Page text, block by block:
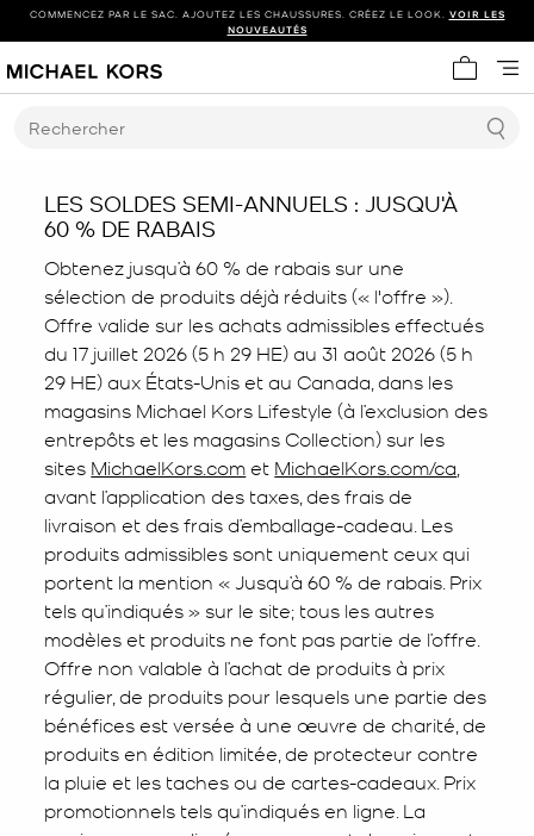
COMMENCEZ PAR LE SAC. AJOUTEZ LES CHAUSSURES. CRÉEZ LE LOOK. VOIR LES
NOUVEAUTÉS
Mon
Rechercher
LES SOLDES SEMI-ANNUELS : JUSQU'À
60 % DE RABAIS
Obtenez jusqu’à 60 % de rabais sur une
sélection de produits déjà réduits (« l'offre »).
Offre valide sur les achats admissibles effectués
du 17 juillet 2026 (5 h 29 HE) au 31 août 2026 (5 h
29 HE) aux États-Unis et au Canada, dans les
magasins Michael Kors Lifestyle (à l’exclusion des
entrepôts et les magasins Collection) sur les
sites MichaelKors.comet MichaelKors.com/ca
avant l’application des taxes, des frais de
livraison et des frais d’emballage-cadeau. Les
produits admissibles sont uniquement ceux qui
portent la mention « Jusqu’à 60 % de rabais. Prix
tels qu’indiqués » sur le site; tous les autres
modèles et produits ne font pas partie de l’offre.
Offre non valable à l’achat de produits à prix
régulier, de produits pour lesquels une partie des
bénéfices est versée à une œuvre de charité, de
produits en édition limitée, de protecteur contre
la pluie et les taches ou de cartes-cadeaux. Prix
promotionnels tels qu’indiqués en ligne. La